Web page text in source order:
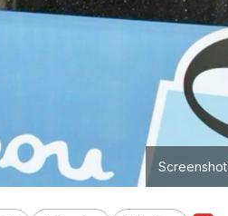
Screenshot